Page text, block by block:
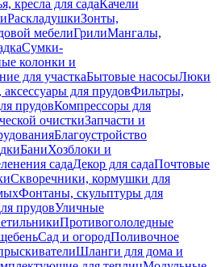
кресла для садаКачели
РаскладушкиЗонты,
мебелиГрилиМангалы,
Сумки-
колонки и
для участкаБытовые насосыЛюки
для прудовФильтры,
прудовКомпрессоры для
очисткиЗапчасти и
Благоустройство
БаниХозблоки и
садаДекор для садаПочтовые
Скворечники, кормушки для
Фонтаны, скульптуры для
прудовУличные
Противогололедные
Сад и огородПоливочное
Шланги для дома и